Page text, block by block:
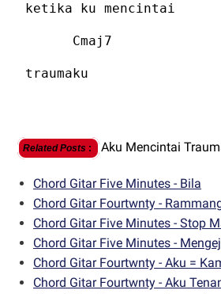
ketika ku mencintai
Cmaj7
traumaku
Related Posts : Aku Mencintai
Chord Gitar Five Minutes - Bila
Chord Gitar Fourtwnty -
Chord Gitar Five Minutes - Stop
Chord Gitar Five Minutes -
Chord Gitar Fourtwnty - Aku =
Chord Gitar Fourtwnty - Aku